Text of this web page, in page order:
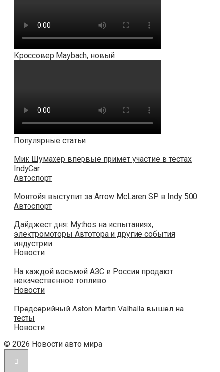
Кроссовер Maybach, новый
Популярные статьи
Мик Шумахер впервые примет участие в тестах
IndyCar
Автоспорт
Монтойя выступит за Arrow McLaren SP в Indy 500
Автоспорт
Дайджест дня: Mythos на испытаниях,
электромоторы Автотора и другие события
индустрии
Новости
На каждой восьмой АЗС в России продают
некачественное топливо
Новости
Предсерийный Aston Martin Valhalla вышел на
тесты
Новости
© 2026 Новости авто мира